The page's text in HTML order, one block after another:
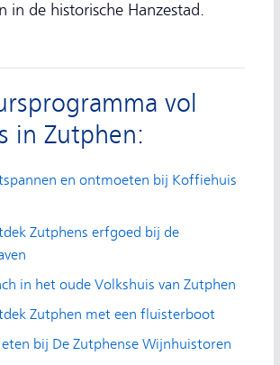
in de historische Hanzestad.
vol
in Zutphen:
en ontmoeten bij Koffiehuis
Zutphens erfgoed bij de
in het oude Volkshuis van Zutphen
Zutphen met een fluisterboot
bij De Zutphense Wijnhuistoren